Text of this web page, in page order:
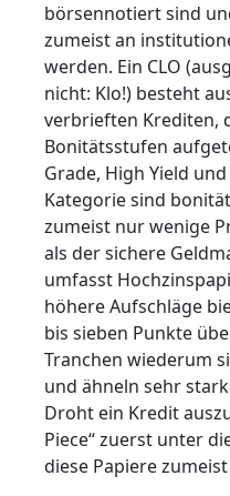
börsennotiert sind
zumeist an
werden. Ein CLO
nicht: Klo!) besteht
verbrieften Krediten,
Bonitätsstufen
Grade, High Yield
Kategorie sind
zumeist nur wenige
als der sichere
umfasst
höhere Aufschläge
bis sieben Punkte
Tranchen wiederum
und ähneln sehr
Droht ein Kredit
Piece“ zuerst unter
diese Papiere